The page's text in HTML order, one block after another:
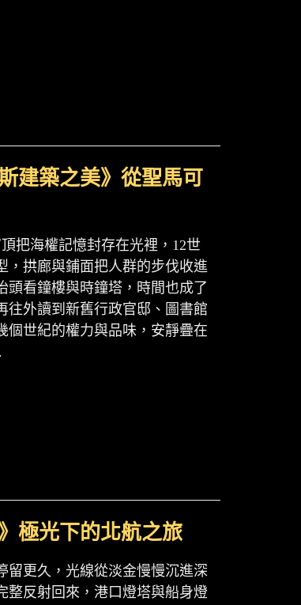
建築之美》從聖馬可
把海權記憶封存在光裡，12世
，拱廊與鋪面把人群的步伐收進
頭看鐘樓與時鐘塔，時間也成了
往外讀到新舊行政官邸、圖書館
個世紀的權力與品味，安靜疊在
極光下的北航之旅
留更久，光線從淡金慢慢沉進深
整反射回來，港口燈塔與船身燈